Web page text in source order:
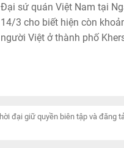
Đại sứ quán Việt Nam tại
14/3 cho biết hiện còn
người Việt ở thành phố